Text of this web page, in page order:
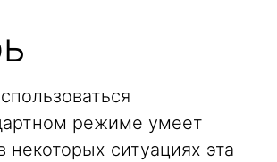
режиме умеет
ситуациях эта